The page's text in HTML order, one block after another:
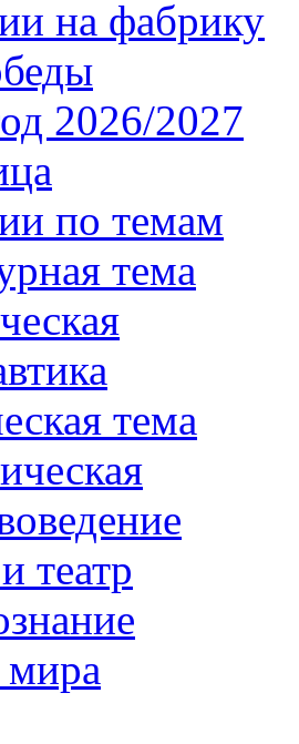
на фабрику
2026/2027
по темам
тема
тема
театр
мира